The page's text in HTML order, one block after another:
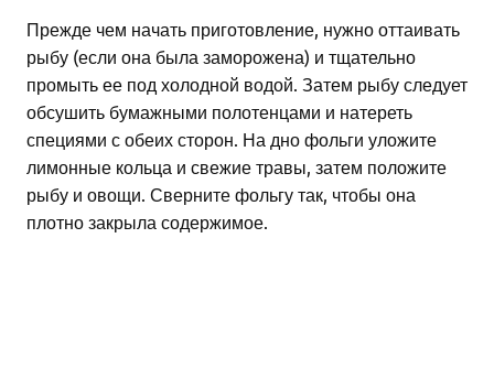
Прежде чем начать приготовление, нужно оттаивать
рыбу (если она была заморожена) и тщательно
промыть ее под холодной водой. Затем рыбу следует
обсушить бумажными полотенцами и натереть
специями с обеих сторон. На дно фольги уложите
лимонные кольца и свежие травы, затем положите
рыбу и овощи. Сверните фольгу так, чтобы она
плотно закрыла содержимое.